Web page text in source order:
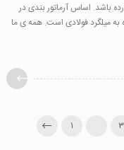
باشد. اساس آرماتور بندی در
میلگرد فولادی است. همه ی ما
1 3